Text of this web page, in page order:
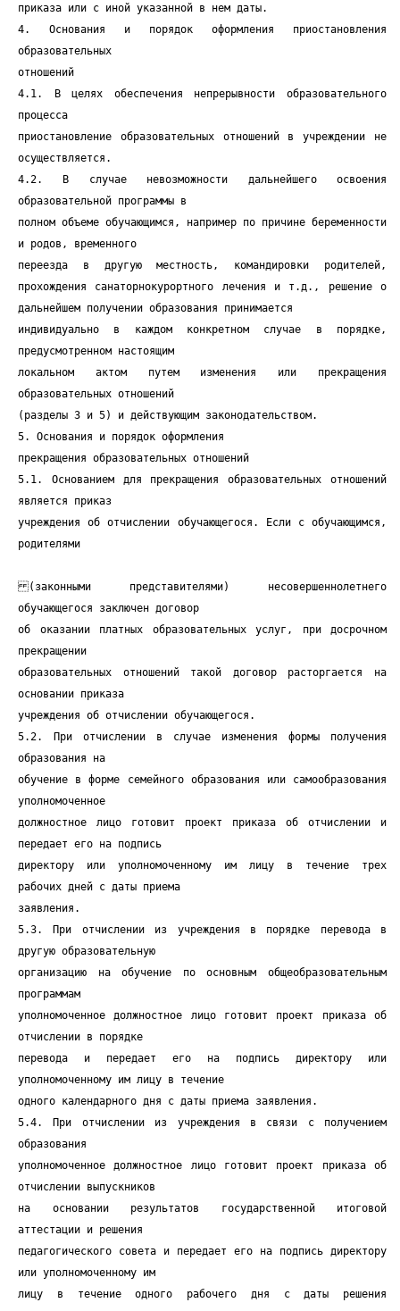
приказа или с иной указанной в нем даты.
4. Основания и порядок оформления приостановления
образовательных
отношений
4.1. В целях обеспечения непрерывности образовательного
процесса
приостановление образовательных отношений в учреждении не
осуществляется.
4.2. В случае невозможности дальнейшего освоения
образовательной программы в
полном объеме обучающимся, например по причине беременности
и родов, временного
переезда в другую местность, командировки родителей,
прохождения санаторнокурортного лечения и т.д., решение о
дальнейшем получении образования принимается
индивидуально в каждом конкретном случае в порядке,
предусмотренном настоящим
локальном актом путем изменения или прекращения
образовательных отношений
(разделы 3 и 5) и действующим законодательством.
5. Основания и порядок оформления
прекращения образовательных отношений
5.1. Основанием для прекращения образовательных отношений
является приказ
учреждения об отчислении обучающегося. Если с обучающимся,
родителями
(законными представителями) несовершеннолетнего
обучающегося заключен договор
об оказании платных образовательных услуг, при досрочном
прекращении
образовательных отношений такой договор расторгается на
основании приказа
учреждения об отчислении обучающегося.
5.2. При отчислении в случае изменения формы получения
образования на
обучение в форме семейного образования или самообразования
уполномоченное
должностное лицо готовит проект приказа об отчислении и
передает его на подпись
директору или уполномоченному им лицу в течение трех
рабочих дней с даты приема
заявления.
5.3. При отчислении из учреждения в порядке перевода в
другую образовательную
организацию на обучение по основным общеобразовательным
программам
уполномоченное должностное лицо готовит проект приказа об
отчислении в порядке
перевода и передает его на подпись директору или
уполномоченному им лицу в течение
одного календарного дня с даты приема заявления.
5.4. При отчислении из учреждения в связи с получением
образования
уполномоченное должностное лицо готовит проект приказа об
отчислении выпускников
на основании результатов государственной итоговой
аттестации и решения
педагогического совета и передает его на подпись директору
или уполномоченному им
лицу в течение одного рабочего дня с даты решения